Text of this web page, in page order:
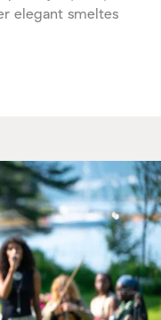
elegant smeltes